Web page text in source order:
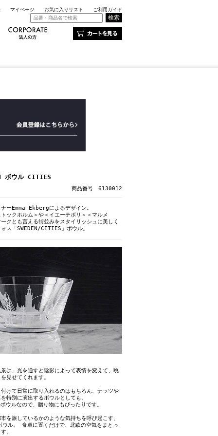
マイページ お気に入りリスト ご利用ガイド
ボウル CITIES
商品番号 6130012
ーEmma Ekbergによるデザイン。
ックホルム＞や＜イエーテボリ＞＜マルメ
クとも言える街並みをスタイリッシュに美しく
ス「SWEDEN/CITIES」ボウル。
は、光を通すと陰影によって表情を変えて、眺
見せてくれます。
けて日常に取り入れるのはもちろん、ナッツや
特別に演出するボウルとしても。
ウルなので、贈り物にもぴったりです。
を旅しているかのような気持ちを呼び起こす、
ウル。 食卓に置くだけで、北欧の空気をまとっ
。